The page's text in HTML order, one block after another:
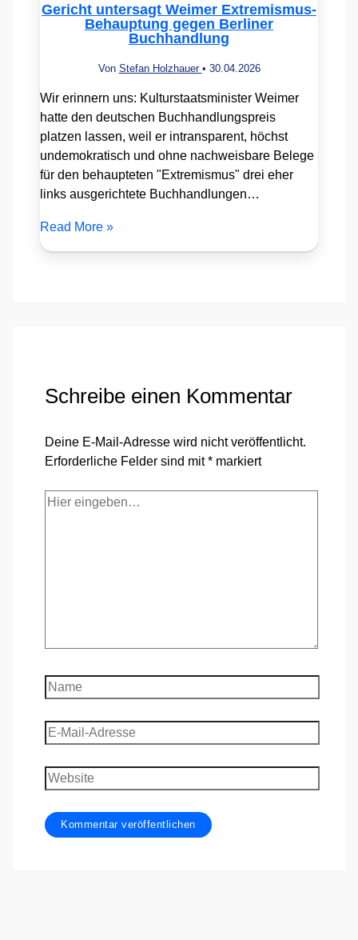
Gericht untersagt Weimer Extremismus-
Behauptung gegen Berliner
Buchhandlung
Von Stefan Holzhauer • 30.04.2026
Wir erinnern uns: Kulturstaatsminister Weimer
hatte den deutschen Buchhandlungspreis
platzen lassen, weil er intransparent, höchst
undemokratisch und ohne nachweisbare Belege
für den behaupteten "Extremismus" drei eher
links ausgerichtete Buchhandlungen…
Read More »
Schreibe einen Kommentar
Deine E-Mail-Adresse wird nicht veröffentlicht.
Erforderliche Felder sind mit* markiert
Hier
Name
E-
Mail-
Adresse
Website